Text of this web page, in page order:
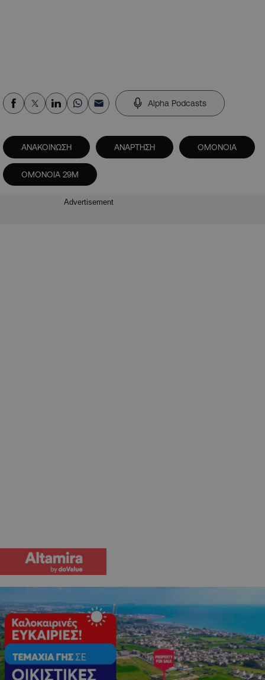
Alpha Podcasts
ΑΝΑΚΟΙΝΩΣΗ ΑΝΑΡΤΗΣΗ ΟΜΟΝΟΙΑ
ΟΜΟΝΟΙΑ 29Μ
Advertisement